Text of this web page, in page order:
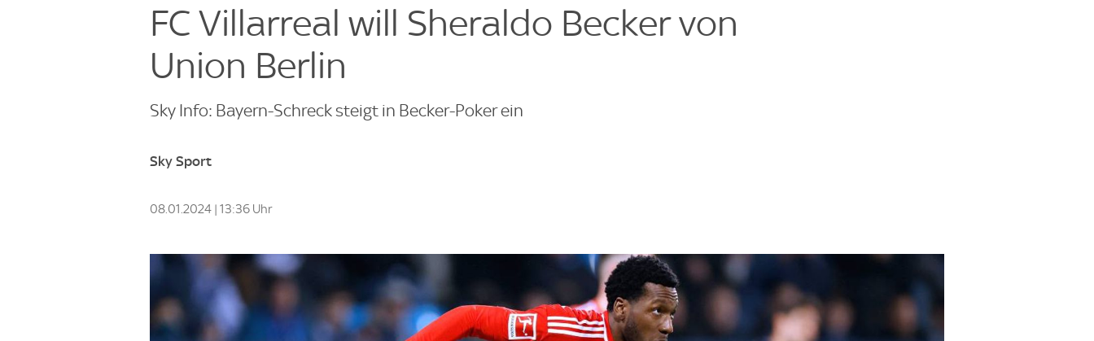
FC Villarreal will Sheraldo Becker von
Union Berlin
Sky Info: Bayern-Schreck steigt in Becker-Poker ein
Sky Sport
08.01.2024 | 13:36 Uhr